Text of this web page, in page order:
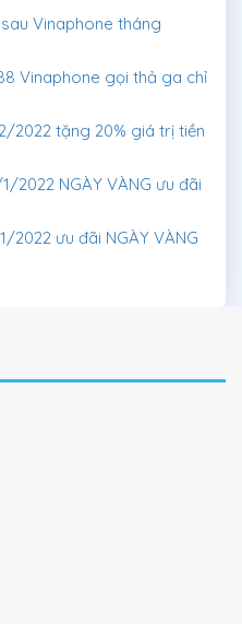
Vinaphone tháng
Vinaphone gọi thả ga chỉ
2022 tặng 20% giá trị tiền
2022 NGÀY VÀNG ưu đãi
2022 ưu đãi NGÀY VÀNG